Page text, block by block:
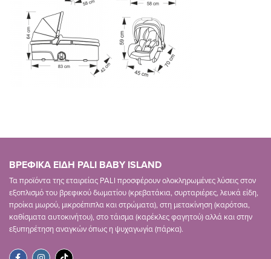
ΒΡΕΦΙΚΑ ΕΙΔΗ PALI BABY ISLAND
Τα προϊόντα της εταιρείας PALI προσφέρουν ολοκληρωμένες λύσεις στον
εξοπλισμό του βρεφικού δωματίου (κρεβατάκια, συρταριέρες, λευκά είδη,
προίκα μωρού, μικροέπιπλα και στρώματα), στη μετακίνηση (καρότσια,
καθίσματα αυτοκινήτου), στο τάισμα (καρέκλες φαγητού) αλλά και στην
εξυπηρέτηση αναγκών όπως η ψυχαγωγία (πάρκα).